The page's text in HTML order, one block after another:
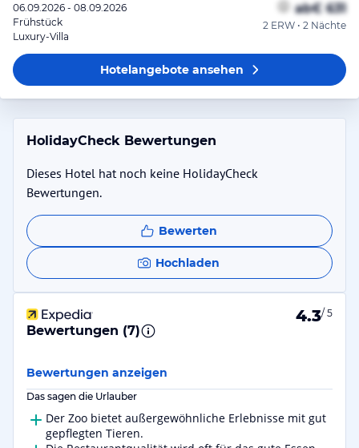
06.09.2026 - 08.09.2026
Frühstück
Luxury-Villa
ab€ 631
2 ERW • 2 Nächte
Hotelangeboteansehen
HolidayCheck Bewertungen
Dieses Hotel hat noch keine HolidayCheck
Bewertungen.
Bewerten
Hochladen
Bewertungen (7)
4.3/ 5
Bewertungen anzeigen
Das sagen die Urlauber
Der Zoo bietet außergewöhnliche Erlebnisse mit gut
gepflegten Tieren.